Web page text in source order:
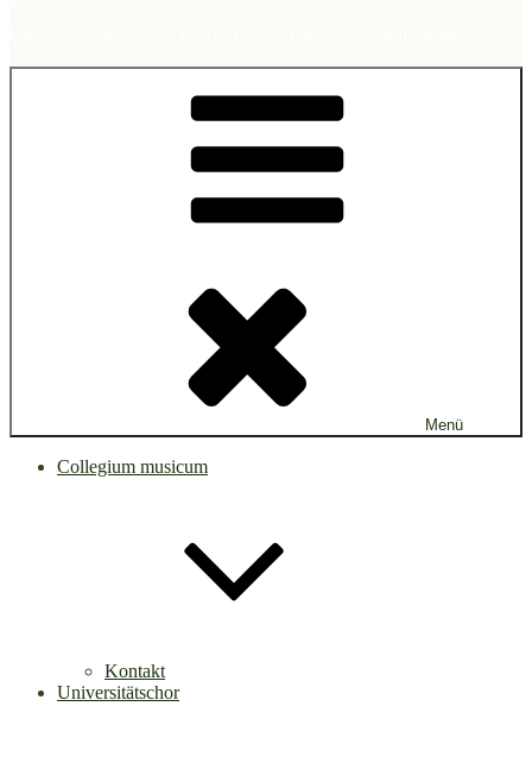
Menü
Collegium musicum
Kontakt
Universitätschor